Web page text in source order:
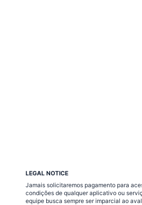
LEGAL NOTICE
Jamais solicitaremos pagamento para
condições de qualquer aplicativo ou
equipe busca sempre ser imparcial ao